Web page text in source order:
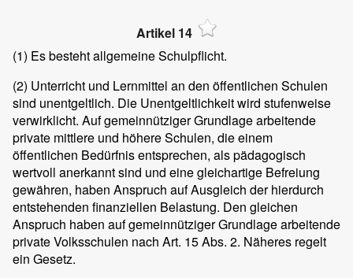
Artikel 14
(1) Es besteht allgemeine Schulpflicht.
(2) Unterricht und Lernmittel an den öffentlichen Schulen
sind unentgeltlich. Die Unentgeltlichkeit wird stufenweise
verwirklicht. Auf gemeinnütziger Grundlage arbeitende
private mittlere und höhere Schulen, die einem
öffentlichen Bedürfnis entsprechen, als pädagogisch
wertvoll anerkannt sind und eine gleichartige Befreiung
gewähren, haben Anspruch auf Ausgleich der hierdurch
entstehenden finanziellen Belastung. Den gleichen
Anspruch haben auf gemeinnütziger Grundlage arbeitende
private Volksschulen nach Art. 15 Abs. 2. Näheres regelt
ein Gesetz.